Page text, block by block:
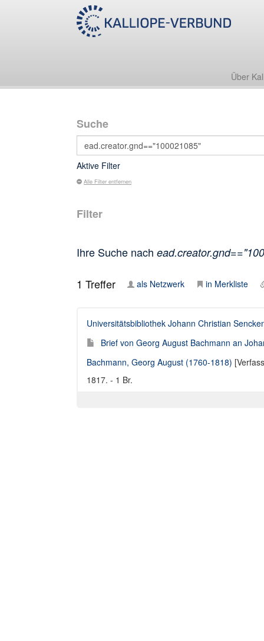
Über
Suche
Aktive Filter
Alle Filter entfernen
Filter
Ihre Suche nach
1 Treffer als Netzwerk in Merkliste
Universitätsbibliothek Johann Christian
Brief von Georg August Bachmann an
Bachmann, Georg August (1760-1818)
1817. - 1 Br.